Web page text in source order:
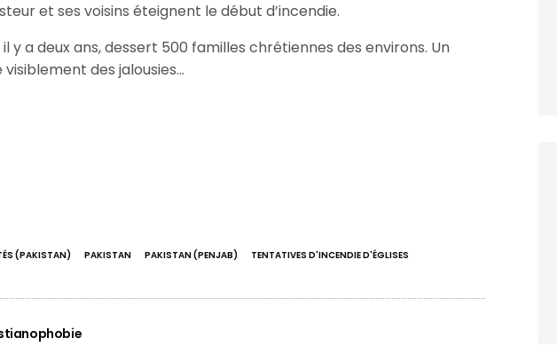
et ses voisins éteignent le début d’incendie.
il y a deux ans, dessert 500 familles chrétiennes des environs. Un
visiblement des jalousies…
(PAKISTAN) PAKISTAN PAKISTAN (PENJAB) TENTATIVES D'INCENDIE D'ÉGLISES